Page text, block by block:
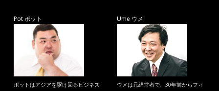
Pot ポット
ポットはアジアを駆け回るビジネス
Ume ウメ
ウメは元経営者で、30年前からフィ